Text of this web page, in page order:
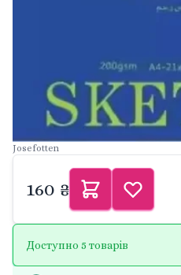
Josefotten
160 ₴
Доступно 5 товарів